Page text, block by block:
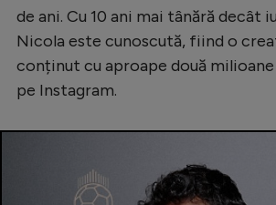
Stranieri
Clasamente
Tenis
de ani. Cu 10 ani mai tânără decât
Nicola este cunoscută, fiind o
conținut cu aproape două
pe Instagram.